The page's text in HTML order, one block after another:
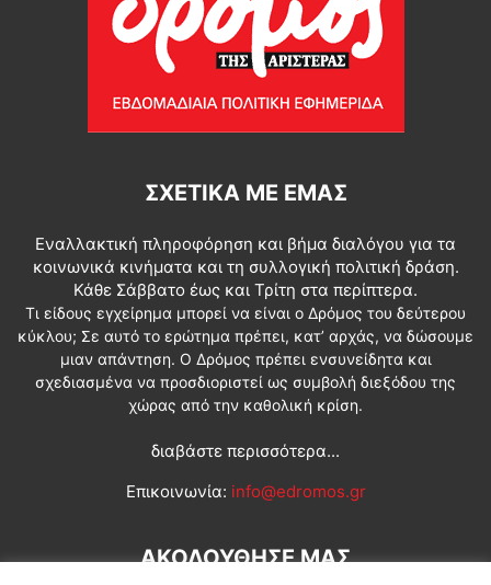
ΣΧΕΤΙΚΆ ΜΕ ΕΜΆΣ
Εναλλακτική πληροφόρηση και βήμα διαλόγου για τα
κοινωνικά κινήματα και τη συλλογική πολιτική δράση.
Κάθε Σάββατο έως και Τρίτη στα περίπτερα.
Τι είδους εγχείρημα μπορεί να είναι ο Δρόμος του δεύτερου
κύκλου; Σε αυτό το ερώτημα πρέπει, κατ’ αρχάς, να δώσουμε
μιαν απάντηση. Ο Δρόμος πρέπει ενσυνείδητα και
σχεδιασμένα να προσδιοριστεί ως συμβολή διεξόδου της
χώρας από την καθολική κρίση.
διαβάστε περισσότερα...
Επικοινωνία: info@edromos.gr
ΑΚΟΛΟΥΘΗΣΕ ΜΑΣ